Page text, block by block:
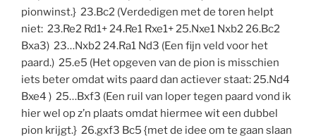
pionwinst.} 23.Bc2 (Verdedigen met de toren helpt
niet: 23.Re2 Rd1+ 24.Re1 Rxe1+ 25.Nxe1 Nxb2 26.Bc2
Bxa3) 23…Nxb2 24.Ra1 Nd3 (Een fijn veld voor het
paard.) 25.e5 (Het opgeven van de pion is misschien
iets beter omdat wits paard dan actiever staat: 25.Nd4
Bxe4 ) 25…Bxf3 (Een ruil van loper tegen paard vond ik
hier wel op z’n plaats omdat hiermee wit een dubbel
pion krijgt.} 26.gxf3 Bc5 {met de idee om te gaan slaan